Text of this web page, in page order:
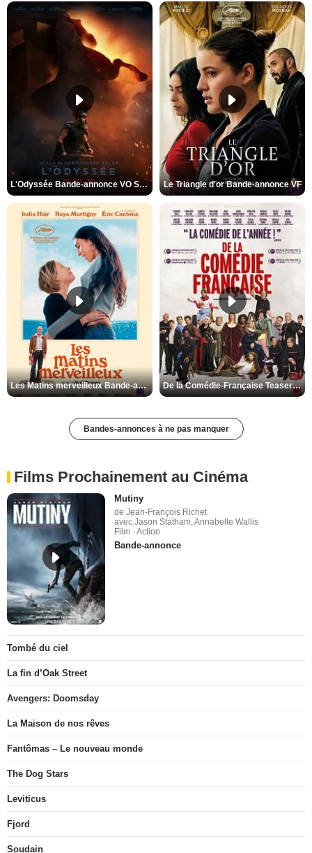
L'Odyssée Bande-annonce VO STFR Le Triangle d'or Bande-annonce VF
Les Matins merveilleux Bande-annonce VF De la Comédie-Française Teaser VF
Bandes-annonces à ne pas manquer
Films Prochainement au Cinéma
Mutiny
de Jean-François Richet
avec Jason Statham, Annabelle Wallis
Film - Action
Bande-annonce
Tombé du ciel
La fin d’Oak Street
Avengers: Doomsday
La Maison de nos rêves
Fantômas – Le nouveau monde
The Dog Stars
Leviticus
Fjord
Soudain